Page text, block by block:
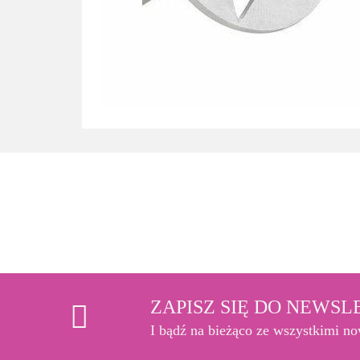
ZAPISZ SIĘ DO
I bądź na bieżąco ze wszystkimi